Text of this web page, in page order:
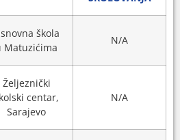
škola
Matuzićima
N/A
Željeznički
centar,
Sarajevo
N/A